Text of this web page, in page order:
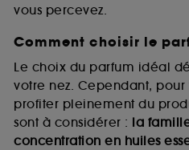
vous percevez.
Comment choisir le
Le choix du parfum idéal
votre nez. Cependant,
profiter pleinement du
sont à considérer : la
concentration en huiles
A l'exception des cookies
lecture de ces traceurs
pouvez personnaliser vos
de ces cookies grâce au
choix" ci-dessous ou
Sephora pourra associer les
navigation collectées par